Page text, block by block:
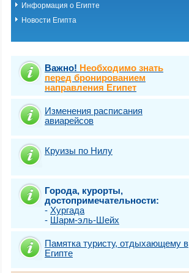
Информация о Египте
Новости Египта
Важно! Необходимо знать
перед бронированием
направления Египет
Изменения расписания
авиарейсов
Круизы по Нилу
Города, курорты,
достопримечательности:
- Хургада
- Шарм-эль-Шейх
Памятка туристу, отдыхающему в
Египте